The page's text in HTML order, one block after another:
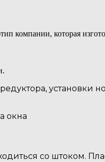
компании, которая
установки
со штоком.